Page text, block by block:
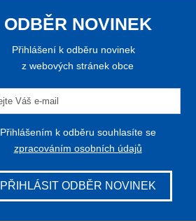
ODBĚR NOVINEK
Přihlášení k odběru novinek
z webových stránek obce
Přihlášením k odběru souhlasíte se
zpracováním osobních údajů
PŘIHLÁSIT ODBĚR NOVINEK